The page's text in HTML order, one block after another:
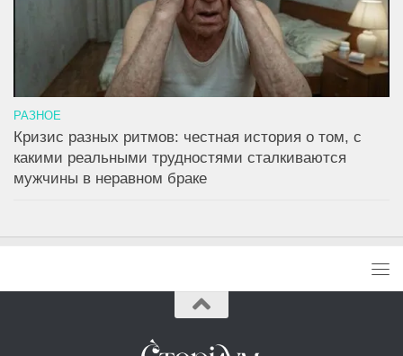
РАЗНОЕ
Кризис разных ритмов: честная история о том, с
какими реальными трудностями сталкиваются
мужчины в неравном браке